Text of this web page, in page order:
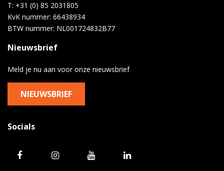
T: +31 (0) 85 2031805
KvK nummer: 66438934
BTW nummer: NL001724832B77
Nieuwsbrief
Meld je nu aan voor onze nieuwsbrief
NIEUWSBRIEF
Socials